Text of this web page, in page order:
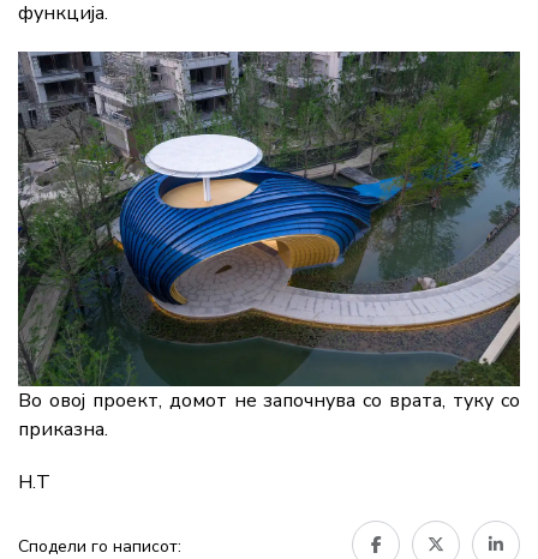
функција.
Во овој проект, домот не започнува со врата, туку со
приказна.
Н.Т
Сподели го написот: